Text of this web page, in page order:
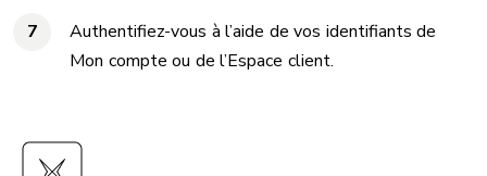
Authentifiez-vous à l’aide de vos identifiants de
Mon compte ou de l’Espace client.